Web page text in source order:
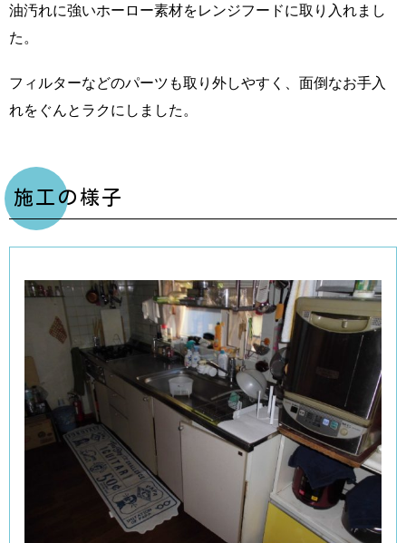
油汚れに強いホーロー素材をレンジフードに取り入れまし
た。
フィルターなどのパーツも取り外しやすく、面倒なお手入
れをぐんとラクにしました。
施工の様子